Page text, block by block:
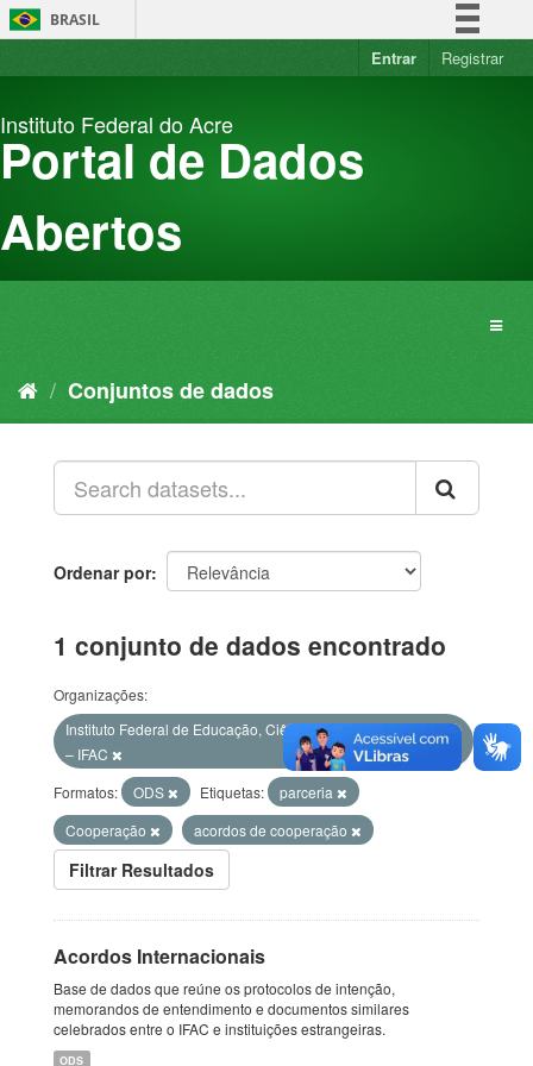
Pular
para
BRASIL
Simplifique!
Acesso à informação
Entrar Registrar
Instituto Federal do Acre
Portal de Dados
Abertos
Conjuntos de dados
Ordenar por
1 conjunto de dados encontrado
Organizações:
Instituto Federal de Educação, Ciência e Tecnologia do Acre
– IFAC
Formatos:
ODS Etiquetas:
parceria
Cooperação
acordos de cooperação
Filtrar Resultados
Acordos Internacionais
Base de dados que reúne os protocolos de intenção,
memorandos de entendimento e documentos similares
celebrados entre o IFAC e instituições estrangeiras.
ODS